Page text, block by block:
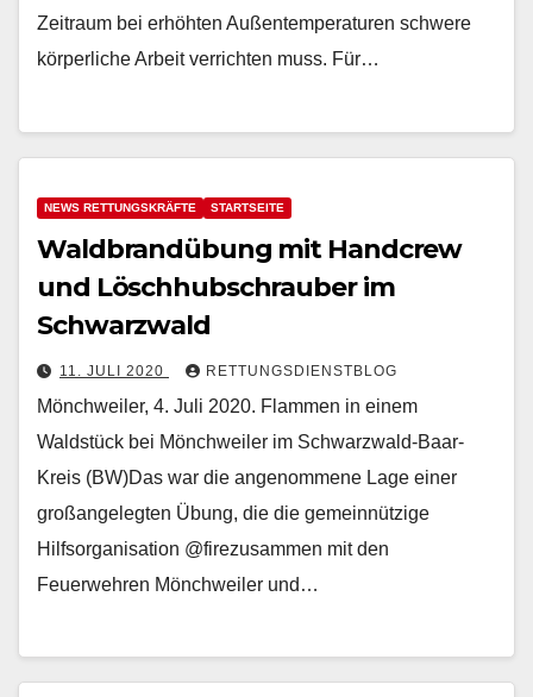
Zeitraum bei erhöhten Außentemperaturen schwere
körperliche Arbeit verrichten muss. Für…
NEWS RETTUNGSKRÄFTE STARTSEITE
Waldbrandübung mit Handcrew
und Löschhubschrauber im
Schwarzwald
11. JULI 2020 RETTUNGSDIENSTBLOG
Mönchweiler, 4. Juli 2020. Flammen in einem
Waldstück bei Mönchweiler im Schwarzwald-Baar-
Kreis (BW)Das war die angenommene Lage einer
großangelegten Übung, die die gemeinnützige
Hilfsorganisation @firezusammen mit den
Feuerwehren Mönchweiler und…